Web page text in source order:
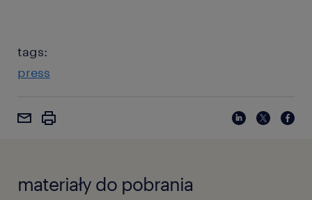
tags:
press
materiały do pobrania